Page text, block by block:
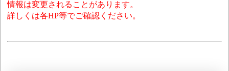
情報は変更されることがあります。
詳しくは各HP等でご確認ください。